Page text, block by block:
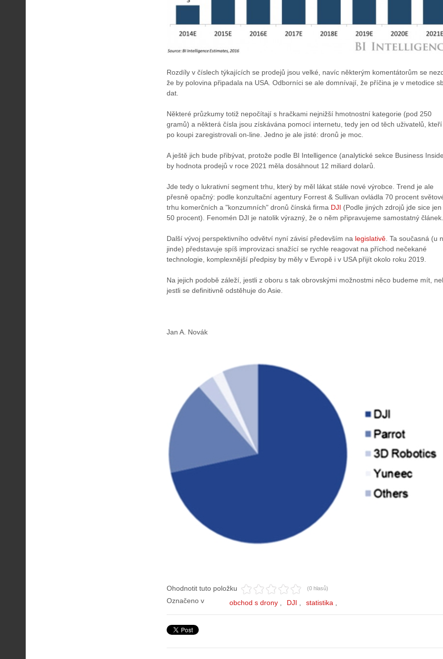
Rozdíly v číslech týkajících se prodejů jsou velké, navíc některým komentátorům se
že by polovina připadala na USA. Odborníci se ale domnívají, že příčina je v metodice
dat.
Některé průzkumy totiž nepočítají s hračkami nejnižší hmotnostní kategorie (pod 250
gramů) a některá čísla jsou získávána pomocí internetu, tedy jen od těch uživatelů, kteří
po koupi zaregistrovali on-line. Jedno je ale jisté: dronů je moc.
A ještě jich bude přibývat, protože podle BI Intelligence (analytické sekce Business
by hodnota prodejů v roce 2021 měla dosáhnout 12 miliard dolarů.
Jde tedy o lukrativní segment trhu, který by měl lákat stále nové výrobce. Trend je ale
přesně opačný: podle konzultační agentury Forrest & Sullivan ovládla 70 procent
trhu komerčních a "konzumních" dronů čínská firma DJI (Podle jiných zdrojů jde sice jen
50 procent). Fenomén DJI je natolik výrazný, že o něm připravujeme samostatný článek.
Další vývoj perspektivního odvětví nyní závisí především na legislativě . Ta současná (u
jinde) představuje spíš improvizaci snažící se rychle reagovat na příchod nečekané
technologie, komplexnější předpisy by měly v Evropě i v USA přijít okolo roku 2019.
Na jejich podobě záleží, jestli z oboru s tak obrovskými možnostmi něco budeme mít,
jestli se definitivně odstěhuje do Asie.
Jan A. Novák
Ohodnotit tuto položku (0 hlasů)
Označeno v obchod s drony DJI statistika